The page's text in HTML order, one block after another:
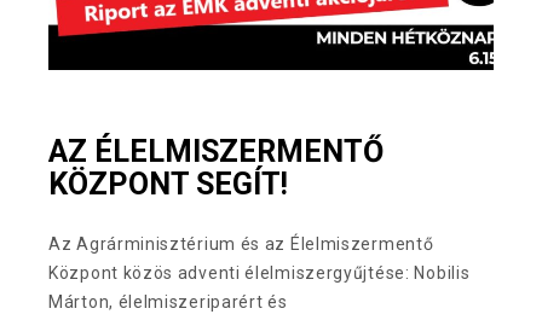
AZ ÉLELMISZERMENTŐ
KÖZPONT SEGÍT!
Az Agrárminisztérium és az Élelmiszermentő
Központ közös adventi élelmiszergyűjtése: Nobilis
Márton, élelmiszeriparért és